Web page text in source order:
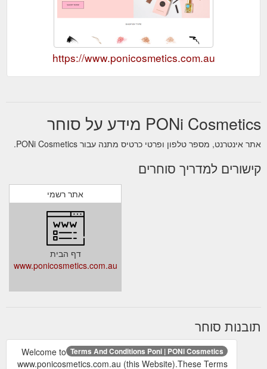
https://www.ponicosmetics.com.au
PONi Cosmetics מידע על סוחר
אתר אינטרנט, מספר טלפון ופרטי כרטיס מתנה עבור PONi Cosmetics.
קישורים למדריך סוחרים
אתר רשמי
דף הבית
www.ponicosmetics.com.au
תובנות סוחר
Terms And Conditions Poni | PONi Cosmetics
Welcome to
www.ponicosmetics.com.au (this Website).These Terms